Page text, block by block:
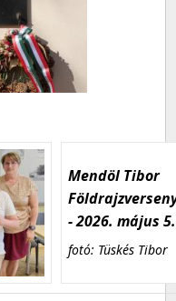
Mendöl Tibor
- 2026. május 5.
fotó: Tüskés Tibor